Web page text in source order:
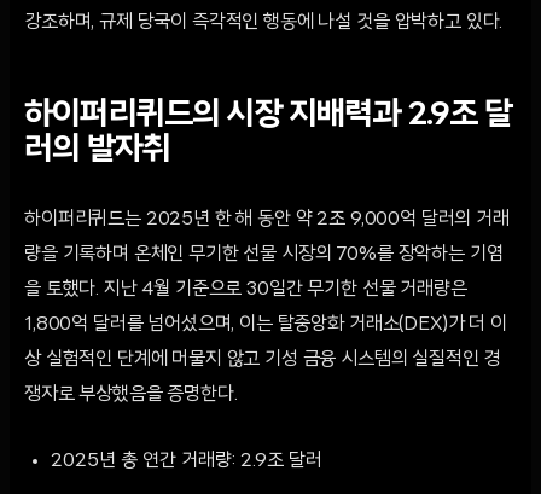
강조하며, 규제 당국이 즉각적인 행동에 나설 것을 압박하고 있다.
하이퍼리퀴드의 시장 지배력과 2.9조 달
러의 발자취
하이퍼리퀴드는 2025년 한 해 동안 약 2조 9,000억 달러의 거래
량을 기록하며 온체인 무기한 선물 시장의 70%를 장악하는 기염
을 토했다. 지난 4월 기준으로 30일간 무기한 선물 거래량은
1,800억 달러를 넘어섰으며, 이는 탈중앙화 거래소(DEX)가 더 이
상 실험적인 단계에 머물지 않고 기성 금융 시스템의 실질적인 경
쟁자로 부상했음을 증명한다.
2025년 총 연간 거래량: 2.9조 달러